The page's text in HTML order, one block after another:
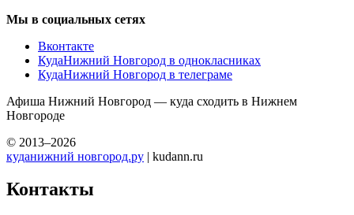
Мы в социальных сетях
Вконтакте
КудаНижний Новгород в однокласниках
КудаНижний Новгород в телеграме
Афиша Нижний Новгород — куда сходить в Нижнем
Новгороде
© 2013–2026
куданижний новгород.ру | kudann.ru
Контакты